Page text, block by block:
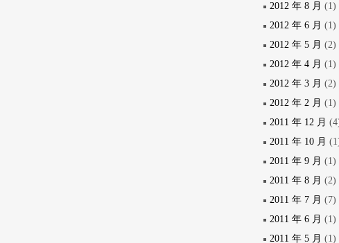
2012 年 8 月 (1)
2012 年 6 月 (1)
2012 年 5 月 (2)
2012 年 4 月 (1)
2012 年 3 月 (2)
2012 年 2 月 (1)
2011 年 12 月
2011 年 10 月
2011 年 9 月 (1)
2011 年 8 月 (2)
2011 年 7 月 (7)
2011 年 6 月 (1)
2011 年 5 月 (1)